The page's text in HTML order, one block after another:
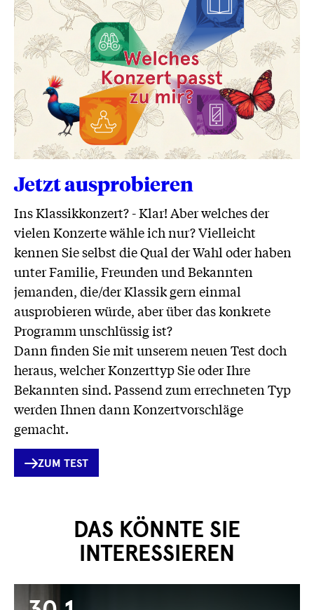
Jetzt ausprobieren
Ins Klassikkonzert? - Klar! Aber welches der
vielen Konzerte wähle ich nur? Vielleicht
kennen Sie selbst die Qual der Wahl oder haben
unter Familie, Freunden und Bekannten
jemanden, die/der Klassik gern einmal
ausprobieren würde, aber über das konkrete
Programm unschlüssig ist?
Dann finden Sie mit unserem neuen Test doch
heraus, welcher Konzerttyp Sie oder Ihre
Bekannten sind. Passend zum errechneten Typ
werden Ihnen dann Konzertvorschläge
gemacht.
INTERNER
LINK
ZUM TEST
DAS KÖNNTE SIE
INTERESSIEREN